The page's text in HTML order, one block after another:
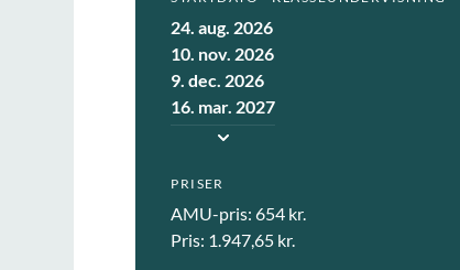
24. aug. 2026
10. nov. 2026
9. dec. 2026
16. mar. 2027
PRISER
AMU-pris: 654 kr.
Pris: 1.947,65 kr.